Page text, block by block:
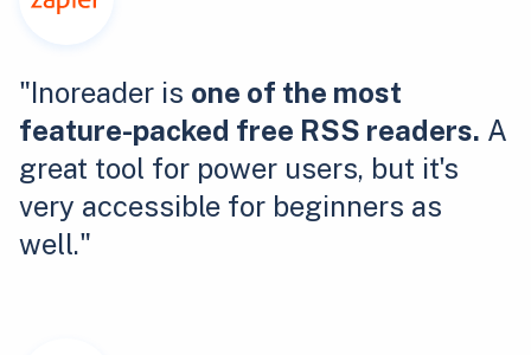
"Inoreader is one of the most
feature-packed free RSS readers. A
great tool for power users, but it's
very accessible for beginners as
well."